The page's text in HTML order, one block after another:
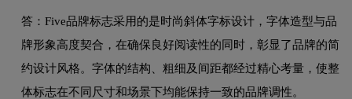
答：Five品牌标志采用的是时尚斜体字标设计，字体造型与品
牌形象高度契合，在确保良好阅读性的同时，彰显了品牌的简
约设计风格。字体的结构、粗细及间距都经过精心考量，使整
体标志在不同尺寸和场景下均能保持一致的品牌调性。